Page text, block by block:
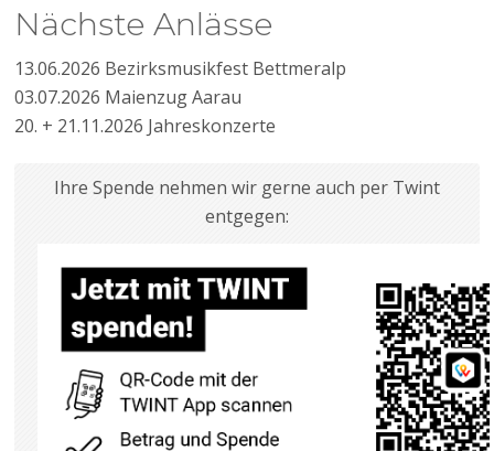
Nächste Anlässe
13.06.2026 Bezirksmusikfest Bettmeralp
03.07.2026 Maienzug Aarau
20. + 21.11.2026 Jahreskonzerte
Ihre Spende nehmen wir gerne auch per Twint
entgegen: